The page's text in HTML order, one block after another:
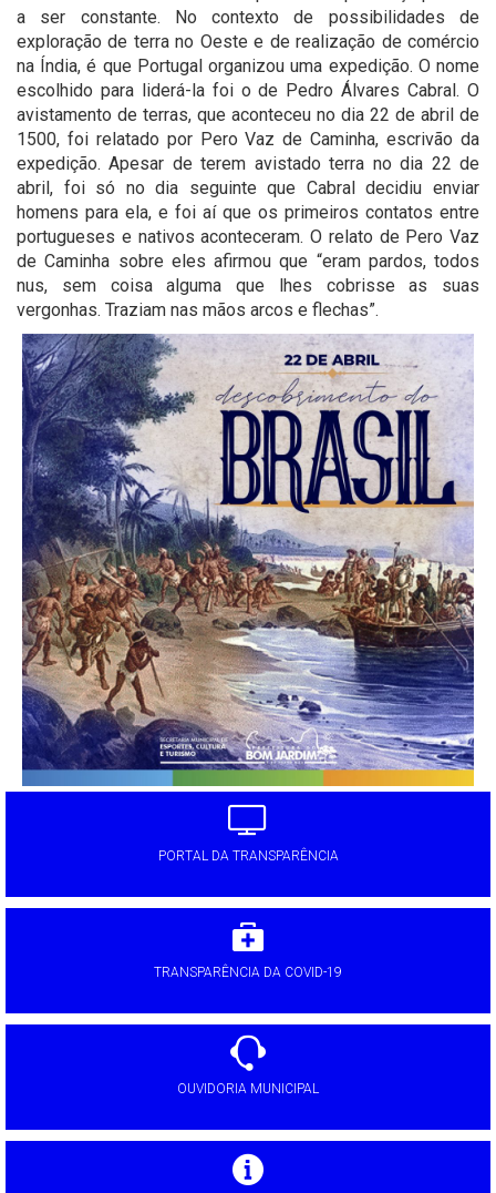
a ser constante. No contexto de possibilidades de
exploração de terra no Oeste e de realização de comércio
na Índia, é que Portugal organizou uma expedição. O nome
escolhido para liderá-la foi o de Pedro Álvares Cabral. O
avistamento de terras, que aconteceu no dia 22 de abril de
1500, foi relatado por Pero Vaz de Caminha, escrivão da
expedição. Apesar de terem avistado terra no dia 22 de
abril, foi só no dia seguinte que Cabral decidiu enviar
homens para ela, e foi aí que os primeiros contatos entre
portugueses e nativos aconteceram. O relato de Pero Vaz
de Caminha sobre eles afirmou que “eram pardos, todos
nus, sem coisa alguma que lhes cobrisse as suas
vergonhas. Traziam nas mãos arcos e flechas”.
PORTAL DA TRANSPARÊNCIA
TRANSPARÊNCIA DA COVID-19
OUVIDORIA MUNICIPAL